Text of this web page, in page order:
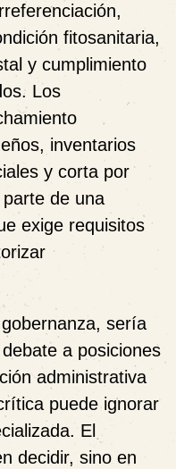
fitosanitaria,
y cumplimiento
Los
inventarios
y corta por
de una
exige requisitos
sería
a posiciones
administrativa
puede ignorar
El
decidir, sino en